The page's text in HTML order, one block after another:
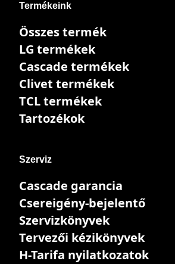
Termékeink
Összes termék
LG termékek
Cascade termékek
Clivet termékek
TCL termékek
Tartozékok
Szerviz
Cascade garancia
Csereigény-bejelentő
Szervizkönyvek
Tervezői kézikönyvek
H-Tarifa nyilatkozatok